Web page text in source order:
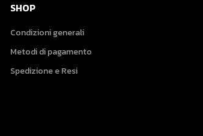
SHOP
Condizioni generali
Metodi di pagamento
Spedizione e Resi